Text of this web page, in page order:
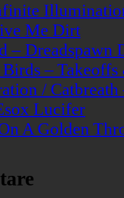
Me Dirt
– Dreadspawn
–
/
Lucifer
A Golden